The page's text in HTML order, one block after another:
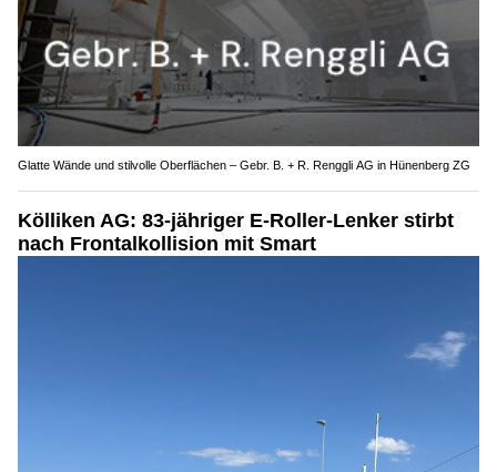
Glatte Wände und stilvolle Oberflächen – Gebr. B. + R. Renggli AG in Hünenberg ZG
Kölliken AG: 83-jähriger E-Roller-Lenker stirbt
nach Frontalkollision mit Smart